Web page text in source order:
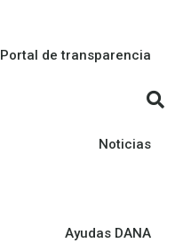
Portal de transparencia
Noticias
Ayudas DANA